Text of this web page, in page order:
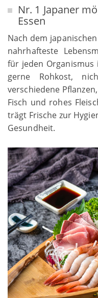
Nr. 1 Japaner
Essen
Nach dem
nahrhafteste
für jeden Organismus
gerne Rohkost,
verschiedene
Fisch und rohes
trägt Frische zur
Gesundheit.